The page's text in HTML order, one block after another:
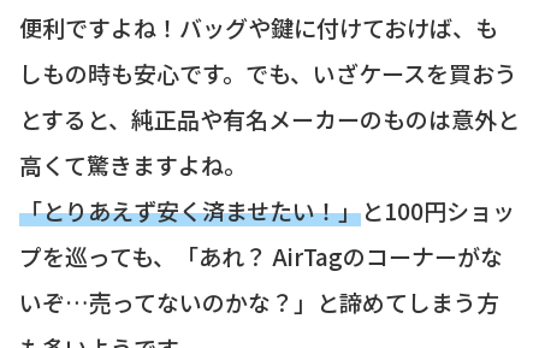
便利ですよね！バッグや鍵に付けておけば、も
しもの時も安心です。でも、いざケースを買おう
とすると、純正品や有名メーカーのものは意外と
高くて驚きますよね。
「とりあえず安く済ませたい！」と100円ショッ
プを巡っても、「あれ？ AirTagのコーナーがな
いぞ…売ってないのかな？」と諦めてしまう方